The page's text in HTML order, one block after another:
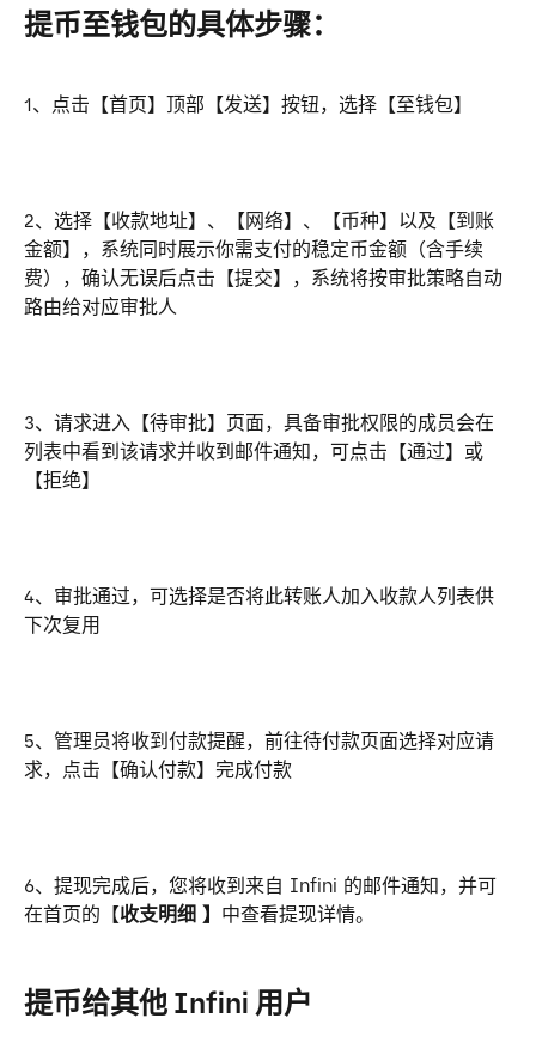
提币至钱包的具体步骤：
1、点击【首页】顶部【发送】按钮，选择【至钱包】
2、选择【收款地址】、【网络】、【币种】以及【到账
金额】，系统同时展示你需支付的稳定币金额（含手续
费），确认无误后点击【提交】，系统将按审批策略自动
路由给对应审批人
3、请求进入【待审批】页面，具备审批权限的成员会在
列表中看到该请求并收到邮件通知，可点击【通过】或
【拒绝】
4、审批通过，可选择是否将此转账人加入收款人列表供
下次复用
5、管理员将收到付款提醒，前往待付款页面选择对应请
求，点击【确认付款】完成付款
6、提现完成后，您将收到来自 Infini 的邮件通知，并可
在首页的【收支明细 】 中查看提现详情。
提币给其他 Infini 用户